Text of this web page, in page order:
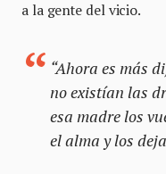
a la gente del vicio.
“Ahora es más
no existían las
esa madre los
el alma y los